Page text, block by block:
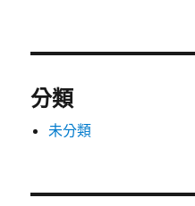
分類
未分類